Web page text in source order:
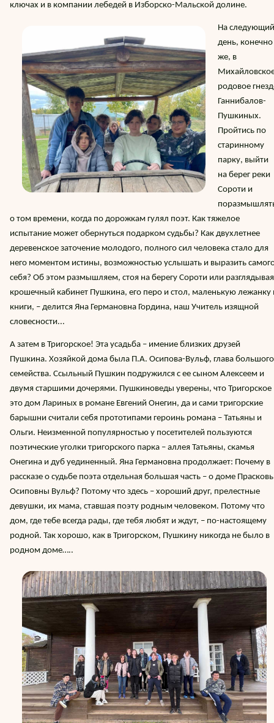
ключах и в компании лебедей в Изборско-Мальской долине.
На следующий
день, конечно
же, в
родовое
Ганнибалов-
Пушкиных.
Пройтись по
старинному
парку, выйти
на берег реки
Сороти и
о том времени, когда по дорожкам гулял поэт. Как тяжелое
испытание может обернуться подарком судьбы? Как двухлетнее
деревенское заточение молодого, полного сил человека стало для
него моментом истины, возможностью услышать и выразить
себя? Об этом размышляем, стоя на берегу Сороти или разглядывая
крошечный кабинет Пушкина, его перо и стол, маленькую лежанку
книги, – делится Яна Германовна Гордина, наш Учитель изящной
словесности...
А затем в Тригорское! Эта усадьба – имение близких друзей
Пушкина. Хозяйкой дома была П.А. Осипова-Вульф, глава большого
семейства. Ссыльный Пушкин подружился с ее сыном Алексеем и
двумя старшими дочерями. Пушкиноведы уверены, что Тригорское
это дом Лариных в романе Евгений Онегин, да и сами тригорские
барышни считали себя прототипами героинь романа – Татьяны и
Ольги. Неизменной популярностью у посетителей пользуются
поэтические уголки тригорского парка – аллея Татьяны, скамья
Онегина и дуб уединенный. Яна Германовна продолжает: Почему в
рассказе о судьбе поэта отдельная большая часть – о доме
Осиповны Вульф? Потому что здесь – хороший друг, прелестные
девушки, их мама, ставшая поэту родным человеком. Потому что
дом, где тебе всегда рады, где тебя любят и ждут, – по-настоящему
родной. Так хорошо, как в Тригорском, Пушкину никогда не было в
родном доме…..